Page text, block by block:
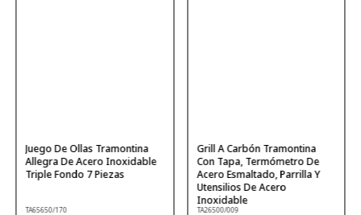
Juego De Ollas Tramontina
Allegra De Acero Inoxidable
Triple Fondo 7 Piezas
TA65650/170
Grill A Carbón Tramontina
Con Tapa, Termómetro De
Acero Esmaltado, Parrilla Y
Utensilios De Acero
Inoxidable
TA26500/009